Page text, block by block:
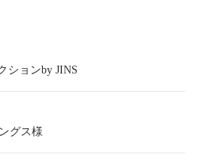
ションby JINS
グス様